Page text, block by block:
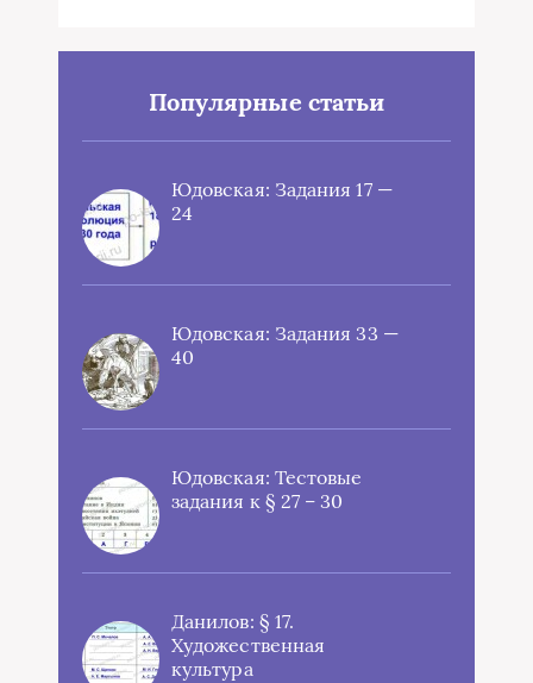
Популярные статьи
Юдовская: Задания 17 —
24
Юдовская: Задания 33 —
40
Юдовская: Тестовые
задания к § 27 – 30
Данилов: § 17.
Художественная
культура